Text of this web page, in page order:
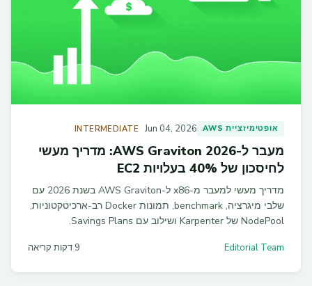
אופטימיזציית AWS Jun 04, 2026
INTERMEDIATE
מעבר ל-AWS Graviton 2026: מדריך מעשי
לחיסכון של 40% בעלויות EC2
מדריך מעשי למעבר מ-x86 ל-AWS Graviton בשנת 2026 עם
שלבי מיגרציה, benchmark, תמונות Docker רב-ארכיטקטוניות,
NodePool של Karpenter ושילוב עם Savings Plans.
Editorial Team 9 דקות קריאה